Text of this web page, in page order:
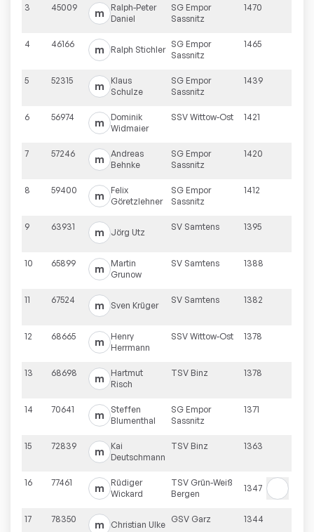
3 45009 m
Ralph-Peter
Daniel
SG Empor
Sassnitz
1470
4 46166 m Ralph Stichler
SG Empor
Sassnitz
1465
5 52315 m
Klaus
Schulze
SG Empor
Sassnitz
1439
6 56974 m
Dominik
Widmaier
SSV Wittow-Ost 1421
7 57246 m
Andreas
Behnke
SG Empor
Sassnitz
1420
8 59400 m
Felix
Göretzlehner
SG Empor
Sassnitz
1412
9 63931 m Jörg Utz
SV Samtens 1395
10 65899 m
Martin
Grunow
SV Samtens 1388
11 67524 m Sven Krüger
SV Samtens 1382
12 68665 m
Henry
Herrmann
SSV Wittow-Ost 1378
13 68698 m
Hartmut
Risch
TSV Binz 1378
14 70641 m
Steffen
Blumenthal
SG Empor
Sassnitz
1371
15 72839 m
Kai
Deutschmann
TSV Binz 1363
16 77461 m
Rüdiger
Wickard
TSV Grün-Weiß
Bergen
1347
17 78350 m Christian Ulke
GSV Garz 1344